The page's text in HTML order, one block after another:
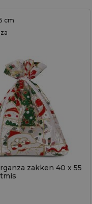
cm
zakken 40 x 55